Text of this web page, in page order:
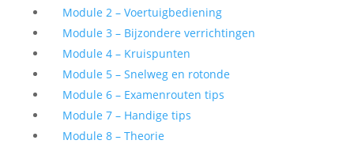
Module 2 – Voertuigbediening
Module 3 – Bijzondere verrichtingen
Module 4 – Kruispunten
Module 5 – Snelweg en rotonde
Module 6 – Examenrouten tips
Module 7 – Handige tips
Module 8 – Theorie